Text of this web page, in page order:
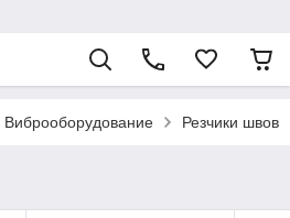
Виброоборудование Резчики швов